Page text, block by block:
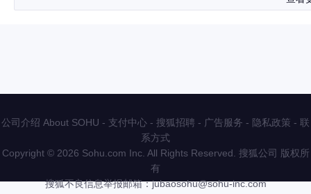
公司介绍 About SOHU - 支付中心 - 搜狐招聘 - 广告服务 - 隐私政策 - 联
系方式
Copyright © 2026 Sohu.com Inc. All Rights Reserved. 搜狐公司 版权所
有
搜狐不良信息举报邮箱：jubaosohu@sohu-inc.com